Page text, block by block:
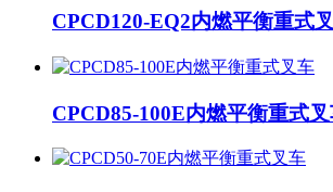
CPCD120-EQ2内燃平衡重式
CPCD85-100E内燃平衡重式